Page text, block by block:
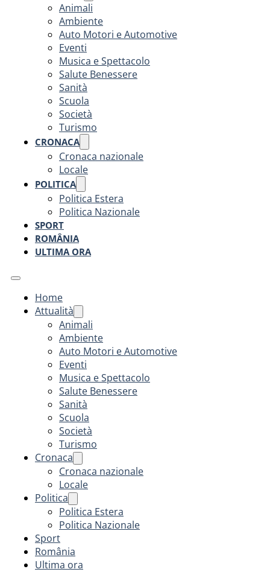
Animali
Ambiente
Auto Motori e Automotive
Eventi
Musica e Spettacolo
Salute Benessere
Sanità
Scuola
Società
Turismo
CRONACA
Cronaca nazionale
Locale
POLITICA
Politica Estera
Politica Nazionale
SPORT
ROMÂNIA
ULTIMA ORA
Home
Attualità
Animali
Ambiente
Auto Motori e Automotive
Eventi
Musica e Spettacolo
Salute Benessere
Sanità
Scuola
Società
Turismo
Cronaca
Cronaca nazionale
Locale
Politica
Politica Estera
Politica Nazionale
Sport
România
Ultima ora